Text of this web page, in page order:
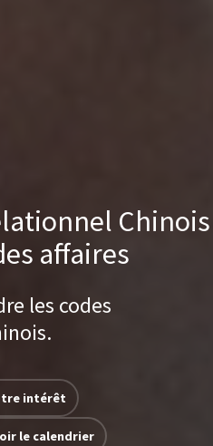
Chinois
affaires
les codes
intérêt
le calendrier